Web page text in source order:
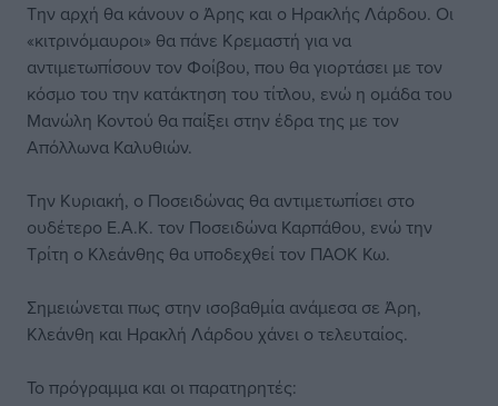
Την αρχή θα κάνουν ο Άρης και ο Ηρακλής Λάρδου. Οι
«κιτρινόμαυροι» θα πάνε Κρεμαστή για να
αντιμετωπίσουν τον Φοίβου, που θα γιορτάσει με τον
κόσμο του την κατάκτηση του τίτλου, ενώ η ομάδα του
Μανώλη Κοντού θα παίξει στην έδρα της με τον
Απόλλωνα Καλυθιών.
Την Κυριακή, ο Ποσειδώνας θα αντιμετωπίσει στο
ουδέτερο Ε.Α.Κ. τον Ποσειδώνα Καρπάθου, ενώ την
Τρίτη ο Κλεάνθης θα υποδεχθεί τον ΠΑΟΚ Κω.
Σημειώνεται πως στην ισοβαθμία ανάμεσα σε Άρη,
Κλεάνθη και Ηρακλή Λάρδου χάνει ο τελευταίος.
Το πρόγραμμα και οι παρατηρητές: